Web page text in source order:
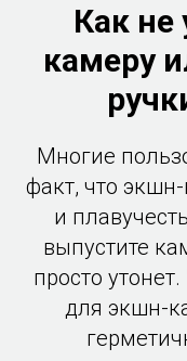
Как не
камеру
Многие
факт, что
и
выпустите
просто
для экшн-